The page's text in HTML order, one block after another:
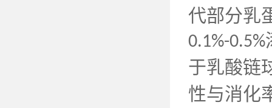
代部分乳
0.1%-0.5%
于乳酸链
性与消化